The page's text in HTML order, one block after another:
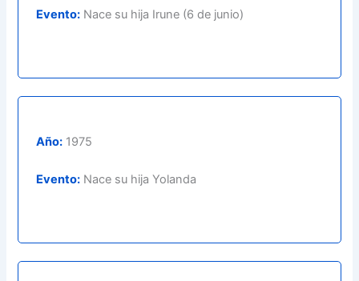
Evento: Nace su hija Irune (6 de junio)
Año: 1975
Evento: Nace su hija Yolanda